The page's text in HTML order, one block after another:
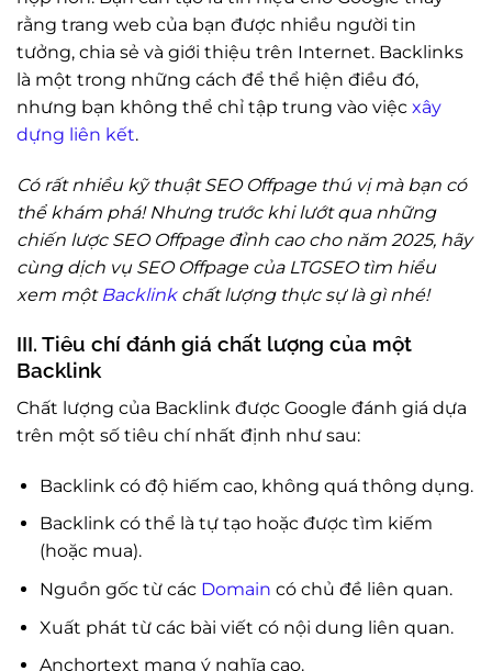
rằng trang web của bạn được nhiều người tin
tưởng, chia sẻ và giới thiệu trên Internet. Backlinks
là một trong những cách để thể hiện điều đó,
nhưng bạn không thể chỉ tập trung vào việc xây
dựng liên kết.
Có rất nhiều kỹ thuật SEO Offpage thú vị mà bạn có
thể khám phá! Nhưng trước khi lướt qua những
chiến lược SEO Offpage đỉnh cao cho năm 2025, hãy
cùng dịch vụ SEO Offpage của LTGSEO tìm hiểu
xem một Backlinkchất lượng thực sự là gì nhé!
III. Tiêu chí đánh giá chất lượng của một
Backlink
Chất lượng của Backlink được Google đánh giá dựa
trên một số tiêu chí nhất định như sau:
Backlink có độ hiếm cao, không quá thông dụng.
Backlink có thể là tự tạo hoặc được tìm kiếm
(hoặc mua).
Nguồn gốc từ các Domain có chủ đề liên quan.
Xuất phát từ các bài viết có nội dung liên quan.
Anchortext mang ý nghĩa cao.